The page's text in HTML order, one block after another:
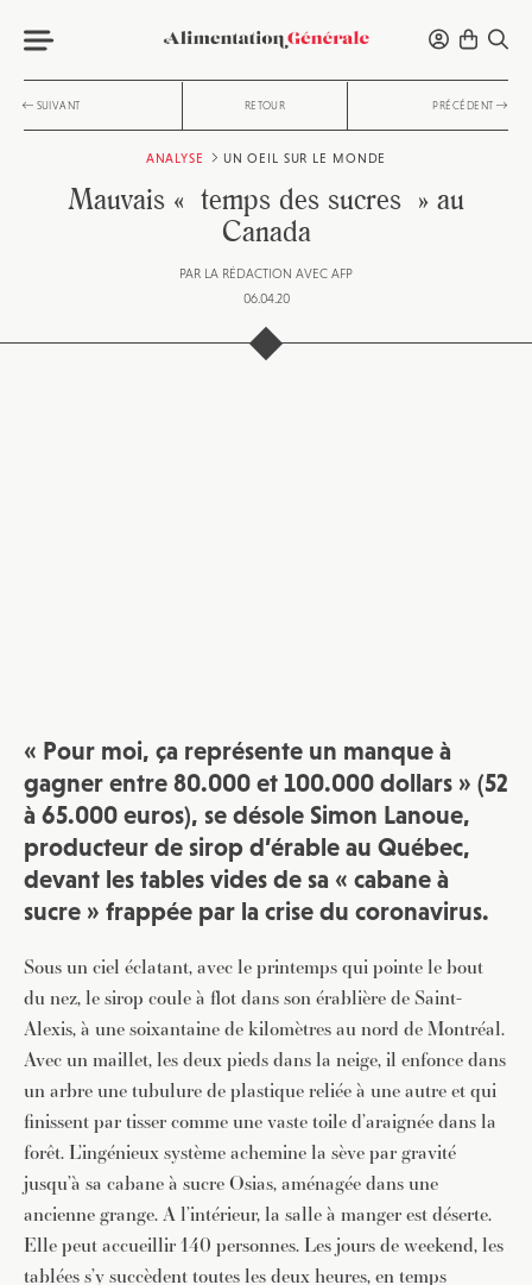
SUIVANT RETOUR PRÉCÉDENT
ANALYSE UN OEIL SUR LE MONDE
Mauvais « temps des sucres » au
Canada
PAR LA RÉDACTION AVEC AFP
06.04.20
« Pour moi, ça représente un manque à
gagner entre 80.000 et 100.000 dollars » (52
à 65.000 euros), se désole Simon Lanoue,
producteur de sirop d’érable au Québec,
devant les tables vides de sa « cabane à
sucre » frappée par la crise du coronavirus.
Sous un ciel éclatant, avec le printemps qui pointe le bout
du nez, le sirop coule à flot dans son érablière de Saint-
Alexis, à une soixantaine de kilomètres au nord de Montréal.
Avec un maillet, les deux pieds dans la neige, il enfonce dans
un arbre une tubulure de plastique reliée à une autre et qui
finissent par tisser comme une vaste toile d’araignée dans la
forêt. L’ingénieux système achemine la sève par gravité
jusqu’à sa cabane à sucre Osias, aménagée dans une
ancienne grange. A l’intérieur, la salle à manger est déserte.
Elle peut accueillir 140 personnes. Les jours de weekend, les
tablées s’y succèdent toutes les deux heures, en temps